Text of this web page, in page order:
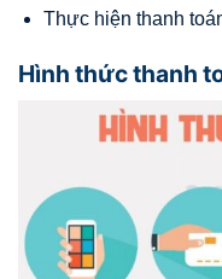
Thực hiện thanh
Hình thức thanh